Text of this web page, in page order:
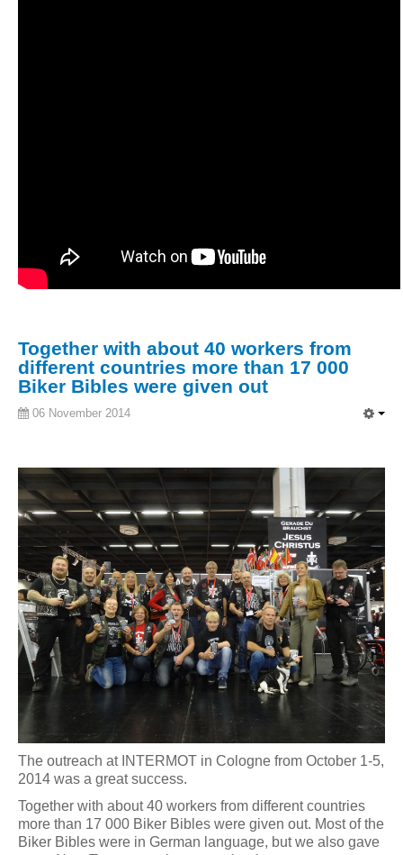
Together with about 40 workers from
different countries more than 17 000
Biker Bibles were given out
06 November 2014
The outreach at INTERMOT in Cologne from October 1-5,
2014 was a great success.
Together with about 40 workers from different countries
more than 17 000 Biker Bibles were given out. Most of the
Biker Bibles were in German language, but we also gave